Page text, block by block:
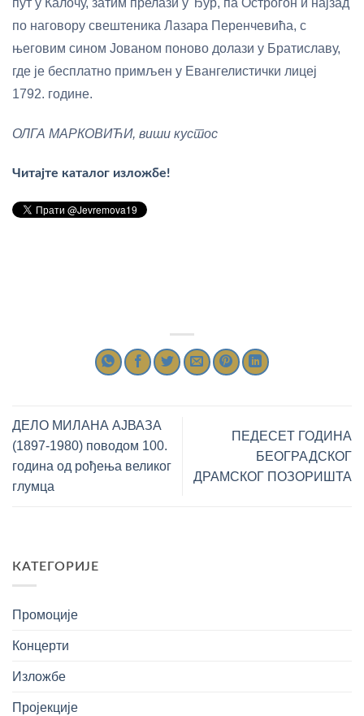
по наговору свештеника Лазара Перенчевића, с
његовим сином Јованом поново долази у Братиславу,
где је бесплатно примљен у Евангелистички лицеј
1792. године.
ОЛГА МАРКОВИЋИ, виши кустос
Читајте каталог изложбе!
ДЕЛО МИЛАНА АЈВАЗА
(1897-1980) поводом 100.
година од рођења великог
глумца
ПЕДЕСЕТ ГОДИНА
БЕОГРАДСКОГ
ДРАМСКОГ ПОЗОРИШТА
КАТЕГОРИЈЕ
Промоције
Концерти
Изложбе
Пројекције